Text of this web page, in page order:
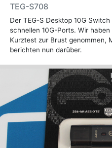
TEG-S708
Der TEG-S Desktop 10G
schnellen 10G-Ports. Wir
Kurztest zur Brust genommen,
berichten nun darüber.